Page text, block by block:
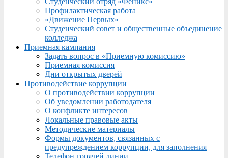
Профилактическая работа
«Движение Первых»
Студенческий совет и общественные объединение
колледжа
Приемная кампания
Задать вопрос в «Приемную комиссию»
Приемная комиссия
Дни открытых дверей
Противодействие коррупции
О противодействии коррупции
Об уведомлении работодателя
О конфликте интересов
Локальные правовые акты
Методические материалы
Формы документов, связанных с
предупреждением коррупции, для заполнения
Телефон горячей линии